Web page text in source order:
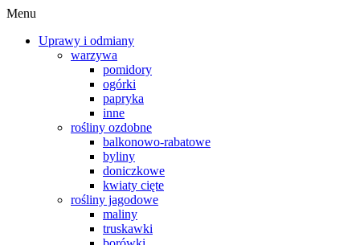
Menu
Uprawy i odmiany
warzywa
pomidory
ogórki
papryka
inne
rośliny ozdobne
balkonowo-rabatowe
byliny
doniczkowe
kwiaty cięte
rośliny jagodowe
maliny
truskawki